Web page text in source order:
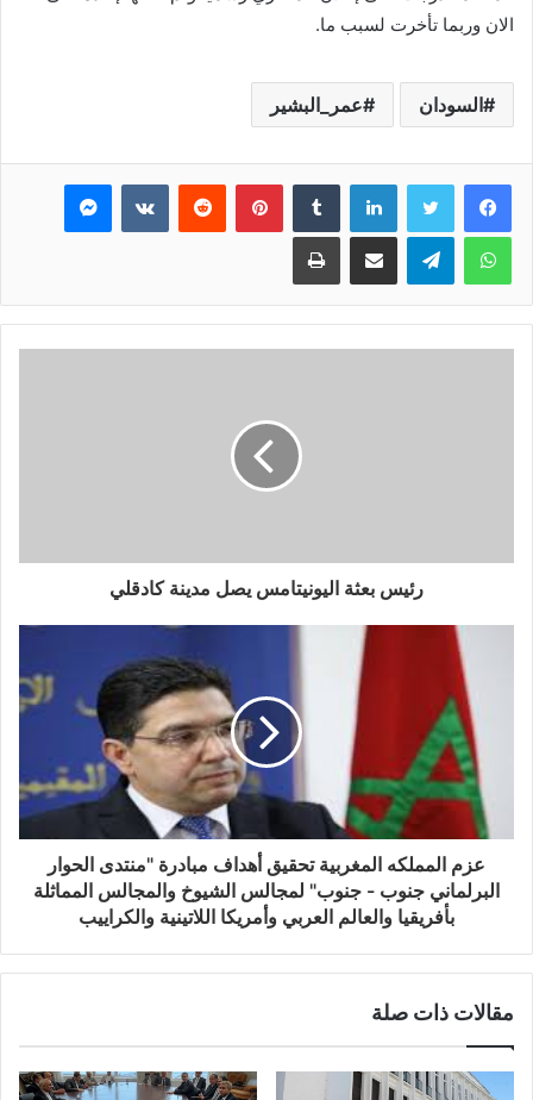
الان وربما تأخرت لسبب ما.
السودان عمر_البشير
فيسبوك تويتر لينكدإن بينتيريست ماسنجر
واتساب تيلقرام مشاركة عبر البريد طباعة
رئيس بعثة اليونيتامس يصل مدينة كادقلي
عزم المملكه المغربية تحقيق أهداف مبادرة "منتدى الحوار
البرلماني جنوب - جنوب" لمجالس الشيوخ والمجالس المماثلة
بأفريقيا والعالم العربي وأمريكا اللاتينية والكراييب
مقالات ذات صلة